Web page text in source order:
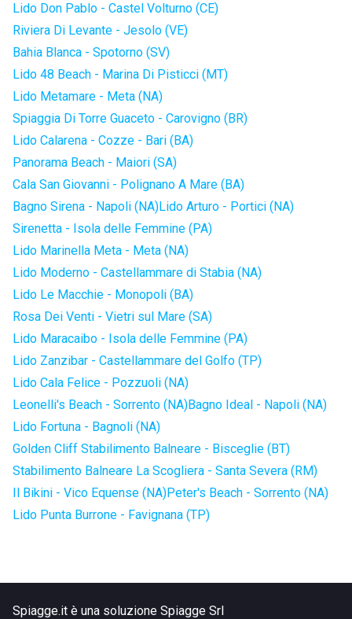
Lido Don Pablo - Castel Volturno (CE)
Riviera Di Levante - Jesolo (VE)
Bahia Blanca - Spotorno (SV)
Lido 48 Beach - Marina Di Pisticci (MT)
Lido Metamare - Meta (NA)
Spiaggia Di Torre Guaceto - Carovigno (BR)
Lido Calarena - Cozze - Bari (BA)
Panorama Beach - Maiori (SA)
Cala San Giovanni - Polignano A Mare (BA)
Bagno Sirena - Napoli (NA)Lido Arturo - Portici (NA)
Sirenetta - Isola delle Femmine (PA)
Lido Marinella Meta - Meta (NA)
Lido Moderno - Castellammare di Stabia (NA)
Lido Le Macchie - Monopoli (BA)
Rosa Dei Venti - Vietri sul Mare (SA)
Lido Maracaibo - Isola delle Femmine (PA)
Lido Zanzibar - Castellammare del Golfo (TP)
Lido Cala Felice - Pozzuoli (NA)
Leonelli's Beach - Sorrento (NA)Bagno Ideal - Napoli (NA)
Lido Fortuna - Bagnoli (NA)
Golden Cliff Stabilimento Balneare - Bisceglie (BT)
Stabilimento Balneare La Scogliera - Santa Severa (RM)
Il Bikini - Vico Equense (NA)Peter's Beach - Sorrento (NA)
Lido Punta Burrone - Favignana (TP)
Spiagge.it è una soluzione Spiagge Srl